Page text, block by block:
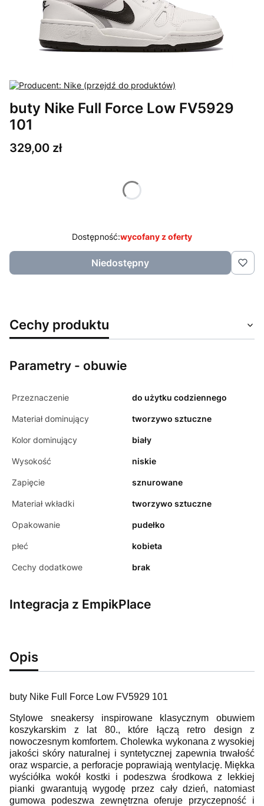
buty Nike Full Force Low FV5929
101
Cena
329,00 zł
Poszczególne warianty mogą różnić się ceną
Dostępność:wycofany z oferty
Niedostępny
Cechy produktu
Parametry - obuwie
Przeznaczenie do użytku codziennego
Materiał dominujący tworzywo sztuczne
Kolor dominujący biały
Wysokość niskie
Zapięcie sznurowane
Materiał wkładki tworzywo sztuczne
Opakowanie pudełko
płeć kobieta
Cechy dodatkowe brak
Integracja z EmpikPlace
Opis
buty Nike Full Force Low FV5929 101
Stylowe sneakersy inspirowane klasycznym obuwiem
koszykarskim z lat 80., które łączą retro design z
nowoczesnym komfortem. Cholewka wykonana z wysokiej
jakości skóry naturalnej i syntetycznej zapewnia trwałość
oraz wsparcie, a perforacje poprawiają wentylację. Miękka
wyściółka wokół kostki i podeszwa środkowa z lekkiej
pianki gwarantują wygodę przez cały dzień, natomiast
gumowa podeszwa zewnętrzna oferuje przyczepność i